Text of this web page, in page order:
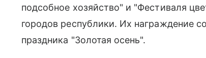
подсобное хозяйство" и "Фестиваля
городов республики. Их награждение
праздника "Золотая осень".